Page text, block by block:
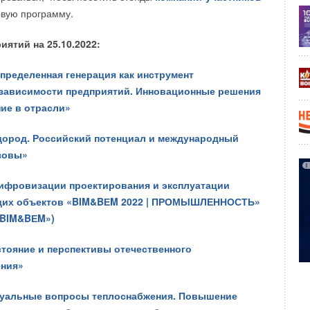
программу.
на 25.10.2022:
генерация как инструмент
предприятий. Инновационные решения
в отрасли»
Российский потенциал и международный
проектирования и эксплуатации
объектов «BIM&BЕM 2022 | ПРОМЫШЛЕННОСТЬ»
и перспективы отечественного
вопросы теплоснабжения. Повышение
неиспользуемым пространством. Это значит, что они
плитки, которая собирает свет и передает
показан в видео ниже.